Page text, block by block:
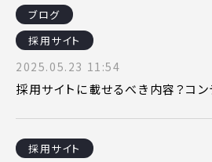
ブログ
採用サイト
2025.05.23 11:54
採用サイトに載せるべき内容？コ
採用サイト